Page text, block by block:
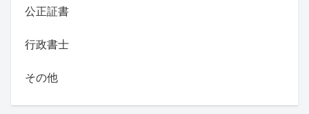
公正証書
行政書士
その他